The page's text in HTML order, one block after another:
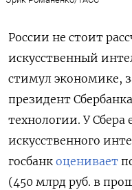
России не стоит
искусственный
стимул экономике,
президент
технологии. У Сбера
искусственного
госбанк оценивает
(450 млрд руб. в